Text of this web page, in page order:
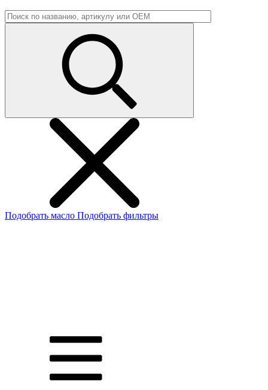
Подобрать масло Подобрать фильтры